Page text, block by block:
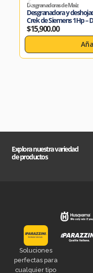
Desgranadoras de Maíz
Desgranadora y
Crek de Siemens 1Hp –
$15,900.00
Explora nuestra variedad
de productos
Soluciones
perfectas para
cualquier tipo